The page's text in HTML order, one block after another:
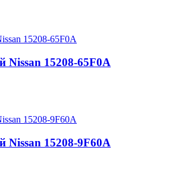
15208-65F0A
15208-9F60A